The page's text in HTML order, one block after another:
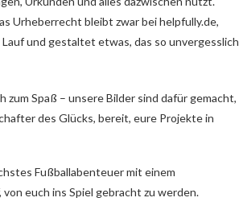
Urheberrecht bleibt zwar bei helpfully.de,
und gestaltet etwas, das so unvergesslich
Spaß – unsere Bilder sind dafür gemacht,
des Glücks, bereit, eure Projekte in
Fußballabenteuer mit einem
euch ins Spiel gebracht zu werden.